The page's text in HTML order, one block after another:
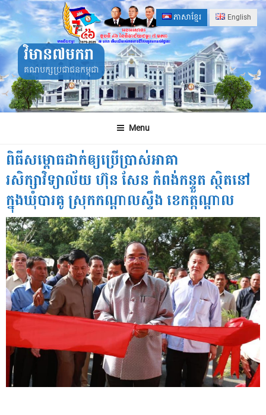
Skip
to
content
ភាសាខ្មែរ English
វិមាន៧មករា
គណបក្សប្រជាជនកម្ពុជា
Menu
ពិធីសម្ពោធដាក់ឲ្យប្រើបា្រស់អាគា
រសិក្សាវិទ្យាល័យ ហ៊ុន សែន កំពង់កន្ទួត ស្ថិតនៅ
ក្នុងឃុំបារគូ ស្រុកកណ្ដាលស្ទឹង ខេកត្កណ្ដាល